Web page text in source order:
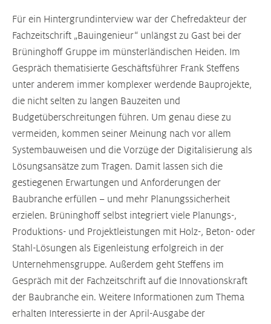
Für ein Hintergrundinterview war der Chefredakteur der
Fachzeitschrift „Bauingenieur“ unlängst zu Gast bei der
Brüninghoff Gruppe im münsterländischen Heiden. Im
Gespräch thematisierte Geschäftsführer Frank Steffens
unter anderem immer komplexer werdende Bauprojekte,
die nicht selten zu langen Bauzeiten und
Budgetüberschreitungen führen. Um genau diese zu
vermeiden, kommen seiner Meinung nach vor allem
Systembauweisen und die Vorzüge der Digitalisierung als
Lösungsansätze zum Tragen. Damit lassen sich die
gestiegenen Erwartungen und Anforderungen der
Baubranche erfüllen – und mehr Planungssicherheit
erzielen. Brüninghoff selbst integriert viele Planungs-,
Produktions- und Projektleistungen mit Holz-, Beton- oder
Stahl-Lösungen als Eigenleistung erfolgreich in der
Unternehmensgruppe. Außerdem geht Steffens im
Gespräch mit der Fachzeitschrift auf die Innovationskraft
der Baubranche ein. Weitere Informationen zum Thema
erhalten Interessierte in der April-Ausgabe der